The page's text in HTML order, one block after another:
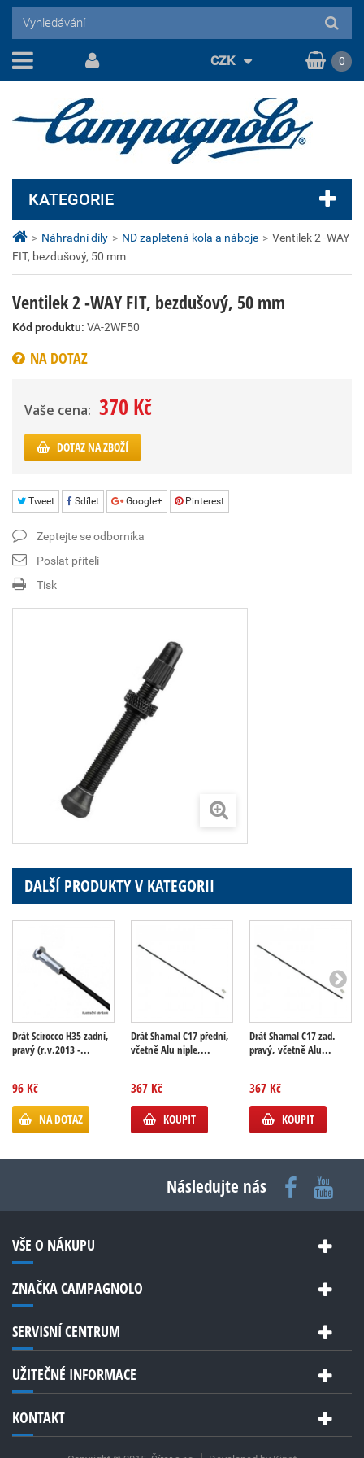
> Náhradní díly > ND zapletená kola a náboje > Ventilek 2 -WAY
FIT, bezdušový, 50 mm
Ventilek 2 -WAY FIT, bezdušový, 50 mm
Kód produktu: VA-2WF50
NA DOTAZ
Vaše cena: 370 Kč
DOTAZ NA ZBOŽÍ
Tweet Sdílet Google+ Pinterest
Zeptejte se odborníka
Poslat příteli
Tisk
DALŠÍ PRODUKTY V KATEGORII
Drát Scirocco H35 zadní,
pravý (r.v.2013 -...
96 Kč
NA DOTAZ
Drát Shamal C17 přední,
včetně Alu niple,...
367 Kč
KOUPIT
Drát Shamal C17 zad.
pravý, včetně Alu...
367 Kč
KOUPIT
KATEGORIE
CZK 0
Následujte nás
VŠE O NÁKUPU
ZNAČKA CAMPAGNOLO
SERVISNÍ CENTRUM
UŽITEČNÉ INFORMACE
KONTAKT